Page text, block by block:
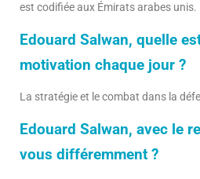
est codifiée aux Émirats arabes unis.
Edouard Salwan, quelle
motivation chaque jour ?
La stratégie et le combat dans la
Edouard Salwan, avec le
vous différemment ?